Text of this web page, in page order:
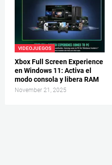
VIDEOJUEGOS
Xbox Full Screen Experience
en Windows 11: Activa el
modo consola y libera RAM
November 21, 2025